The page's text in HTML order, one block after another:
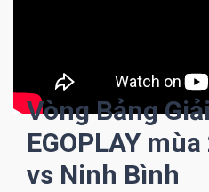
Vòng Bảng
EGOPLAY
vs Ninh Bình